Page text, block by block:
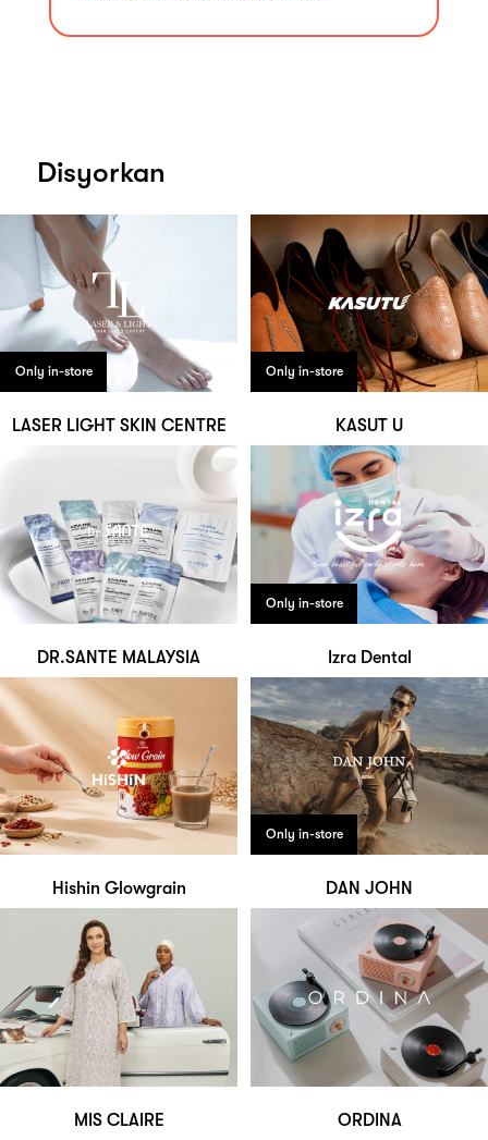
Disyorkan
Only in-store
LASER LIGHT SKIN CENTRE
Only in-store
KASUT U
DR.SANTE MALAYSIA
Only in-store
Izra Dental
Hishin Glowgrain
Only in-store
DAN JOHN
MIS CLAIRE ORDINA